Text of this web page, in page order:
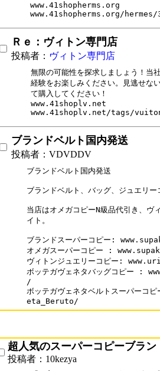
www.41shopherms.org
www.41shopherms.org/hermes/
Ｒｅ：ヴィトン専門店
投稿者： ヴィトン専門店
無限の可能性を探求しましょう！当
経験をお楽しみください。見逃せな
て購入してください！
www.41shoplv.net
www.41shoplv.net/tags/
ブランドベルト国内発送
投稿者：VDVDDV
ブランドベルト国内発送
ブランドベルト、バッグ、ジュエリ
当店はオメガコピーN級品代引き、
イト。
ブランドスーパーコピー:
オメガスーパーコピー :
ヴィトンジュエリーコピー:
ボッテガヴェネタバッグコピー :
/
ボッテガヴェネタベルトスーパー
eta_Beruto/
超人気のスーパーコピーブラン
投稿者：10kezya